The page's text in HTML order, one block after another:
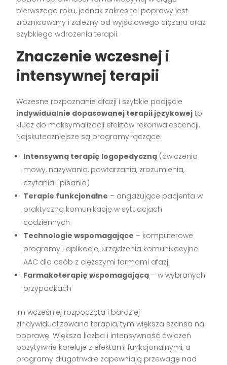
pierwszego roku, jednak zakres tej poprawy jest
zróżnicowany i zależny od wyjściowego ciężaru oraz
szybkiego wdrożenia terapii.
Znaczenie wczesnej i
intensywnej terapii
Wczesne rozpoznanie afazji i szybkie podjęcie
indywidualnie dopasowanej terapii językowej to
klucz do maksymalizacji efektów rekonwalescencji.
Najskuteczniejsze są programy łączące:
Intensywną terapię logopedyczną (ćwiczenia
mowy, nazywania, powtarzania, zrozumienia,
czytania i pisania)
Terapie funkcjonalne – angażujące pacjenta w
praktyczną komunikację w sytuacjach
codziennych
Technologie wspomagające – komputerowe
programy i aplikacje, urządzenia komunikacyjne
AAC dla osób z cięższymi formami afazji
Farmakoterapię wspomagającą – w wybranych
przypadkach
Im wcześniej rozpoczęta i bardziej
zindywidualizowana terapia, tym większa szansa na
poprawę. Większa liczba i intensywność ćwiczeń
pozytywnie koreluje z efektami funkcjonalnymi, a
programy długotrwałe zapewniają przewagę nad